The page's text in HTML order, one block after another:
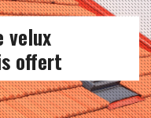
velux
offert